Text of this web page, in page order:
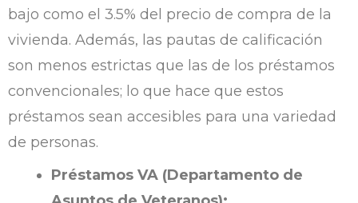
bajo como el 3.5% del precio de compra de la
vivienda. Además, las pautas de calificación
son menos estrictas que las de los préstamos
convencionales; lo que hace que estos
préstamos sean accesibles para una variedad
de personas.
Préstamos VA (Departamento de